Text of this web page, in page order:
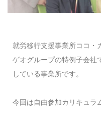
就労移行支援事業所ココ・
ゲオグループの特例子会社
している事業所です。
今回は自由参加カリキュラ